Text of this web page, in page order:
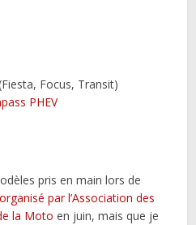
Focus, Transit)
PHEV
pris en main lors de
par l’Association des
la Moto en juin, mais que je